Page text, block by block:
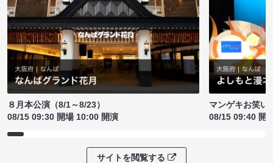
８月本公演（8/1～8/23）
08/15 09:30 開場 10:00 開演
マンゲキお笑い
08/15 09:40 開
サイトを閲覧する